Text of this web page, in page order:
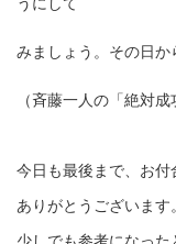
みましょう。その日か
（斉藤一人の「絶対
今日も最後まで、お付
ありがとうございます